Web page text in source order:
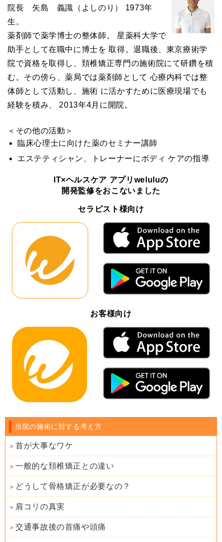
院長 矢島 義識（よしのり） 1973年
生。
薬剤師で薬学博士の整体師。 星薬科大学で
助手として在職中に博士を 取得。退職後、東京療術学
院で資格を取得し、頚椎矯正専門の施術院にて研鑽を積
む。その傍ら、薬局では薬剤師として 心療内科では整
体師として活動し、施術 に活かすために医療現場でも
経験を積み、 2013年4月に開院。
＜その他の活動＞
臨床心理士に向けた薬のセミナー講師
エステティシャン、トレーナーにボディ ケアの指導
IT×ヘルスケア アプリweluluの
開発監修をおこないました
セラピスト様向け
お客様向け
当院の施術に対する考え方
首が大事なワケ
一般的な頚椎矯正との違い
どうして骨格矯正が必要なの？
肩コリの真実
交通事故後の首痛や頭痛